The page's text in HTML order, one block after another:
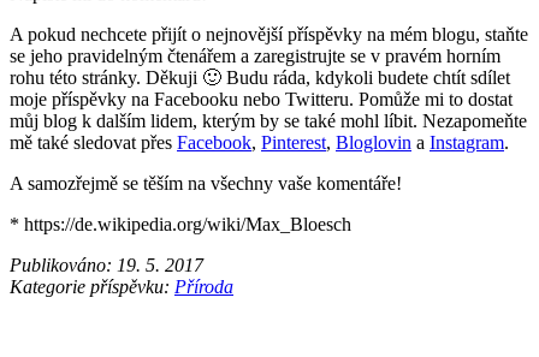
A pokud nechcete přijít o nejnovější příspěvky na mém blogu, staňte
se jeho pravidelným čtenářem a zaregistrujte se v pravém horním
rohu této stránky. Děkuji 🙂 Budu ráda, kdykoli budete chtít sdílet
moje příspěvky na Facebooku nebo Twitteru. Pomůže mi to dostat
můj blog k dalším lidem, kterým by se také mohl líbit. Nezapomeňte
mě také sledovat přes Facebook, Pinterest, Bloglovin a Instagram.
A samozřejmě se těším na všechny vaše komentáře!
* https://de.wikipedia.org/wiki/Max_Bloesch
Publikováno: 19. 5. 2017
Kategorie příspěvku: Příroda